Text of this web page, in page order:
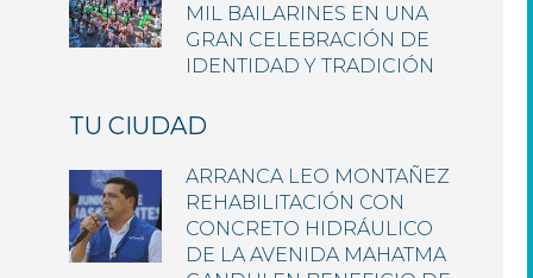
MIL BAILARINES EN UNA
GRAN CELEBRACIÓN DE
IDENTIDAD Y TRADICIÓN
TU CIUDAD
ARRANCA LEO MONTAÑEZ
REHABILITACIÓN CON
CONCRETO HIDRÁULICO
DE LA AVENIDA MAHATMA